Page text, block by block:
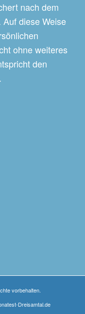
nach dem
diese Weise
ohne weiteres
den
vorbehalten.
Dreisamtal.de